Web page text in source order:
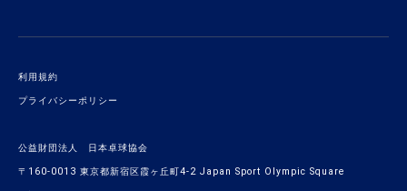
利用規約
プライバシーポリシー
公益財団法人 日本卓球協会
〒160-0013 東京都新宿区霞ヶ丘町4-2 Japan Sport Olympic Square